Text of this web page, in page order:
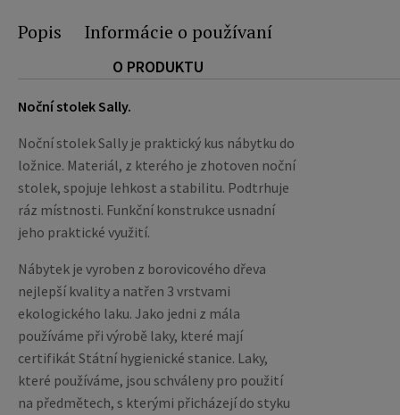
Popis Informácie o používaní
O PRODUKTU
Noční stolek Sally.
Noční stolek Sally je praktický kus nábytku do
ložnice. Materiál, z kterého je zhotoven noční
stolek, spojuje lehkost a stabilitu. Podtrhuje
ráz místnosti. Funkční konstrukce usnadní
jeho praktické využití.
Nábytek je vyroben z borovicového dřeva
nejlepší kvality a natřen 3 vrstvami
ekologického laku. Jako jedni z mála
používáme při výrobě laky, které mají
certifikát Státní hygienické stanice. Laky,
které používáme, jsou schváleny pro použití
na předmětech, s kterými přicházejí do styku